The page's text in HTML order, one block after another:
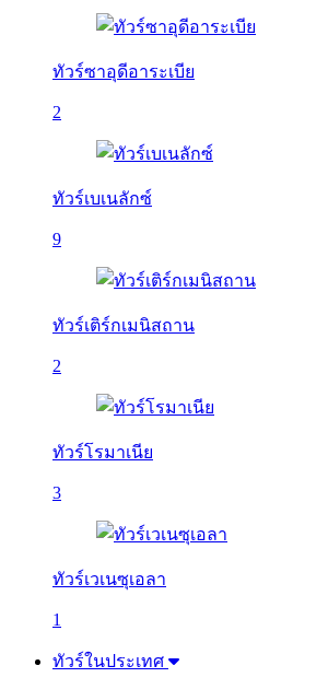
ทัวร์ซาอุดีอาระเบีย
2
ทัวร์เบเนลักซ์
9
ทัวร์เติร์กเมนิสถาน
2
ทัวร์โรมาเนีย
3
ทัวร์เวเนซุเอลา
1
ทัวร์ในประเทศ